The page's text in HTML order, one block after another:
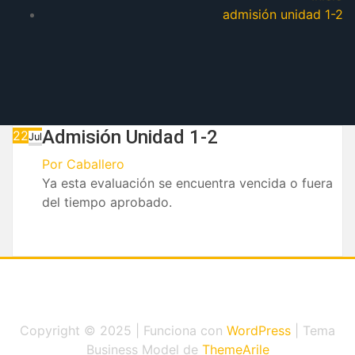
admisión unidad 1-2
22JulAdmisión Unidad 1-2
Por Caballero
Ya esta evaluación se encuentra vencida o fuera
del tiempo aprobado.
Copyright © 2025 | Funciona con WordPress
Tema
Business Model de ThemeArile